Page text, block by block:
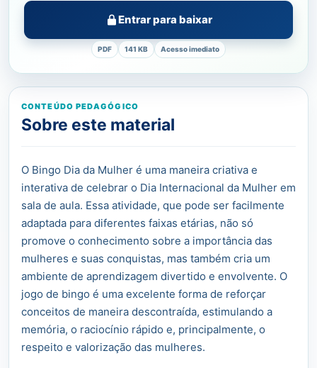
Entrar para baixar
PDF 141 KB Acesso imediato
CONTEÚDO PEDAGÓGICO
Sobre este material
O Bingo Dia da Mulher é uma maneira criativa e
interativa de celebrar o Dia Internacional da Mulher em
sala de aula. Essa atividade, que pode ser facilmente
adaptada para diferentes faixas etárias, não só
promove o conhecimento sobre a importância das
mulheres e suas conquistas, mas também cria um
ambiente de aprendizagem divertido e envolvente. O
jogo de bingo é uma excelente forma de reforçar
conceitos de maneira descontraída, estimulando a
memória, o raciocínio rápido e, principalmente, o
respeito e valorização das mulheres.